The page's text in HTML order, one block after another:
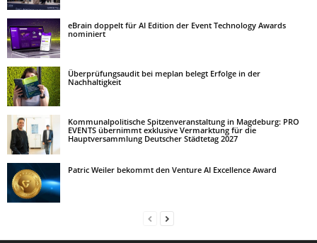
eBrain doppelt für AI Edition der Event Technology Awards
nominiert
Überprüfungsaudit bei meplan belegt Erfolge in der
Nachhaltigkeit
Kommunalpolitische Spitzenveranstaltung in Magdeburg: PRO
EVENTS übernimmt exklusive Vermarktung für die
Hauptversammlung Deutscher Städtetag 2027
Patric Weiler bekommt den Venture AI Excellence Award